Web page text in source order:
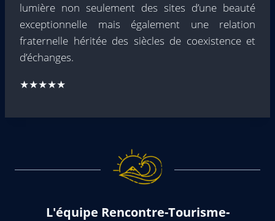
lumière non seulement des sites d’une beauté
exceptionnelle mais également une relation
fraternelle héritée des siècles de coexistence et
d’échanges.
★★★★★
L'équipe Rencontre-Tourisme-